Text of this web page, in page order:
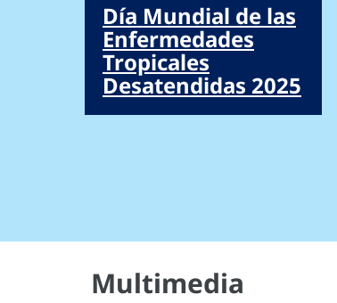
Día Mundial de las
Enfermedades
Tropicales
Desatendidas 2025
Multimedia